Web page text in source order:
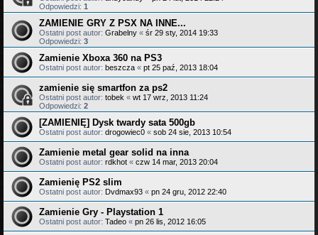
Odpowiedzi: 1
ZAMIENIE GRY Z PSX NA INNE...
Ostatni post autor: Grabelny « śr 29 sty, 2014 19:33
Odpowiedzi: 3
Zamienie Xboxa 360 na PS3
Ostatni post autor: beszcza « pt 25 paź, 2013 18:04
zamienie się smartfon za ps2
Ostatni post autor: tobek « wt 17 wrz, 2013 11:24
Odpowiedzi: 2
[ZAMIENIĘ] Dysk twardy sata 500gb
Ostatni post autor: drogowiec0 « sob 24 sie, 2013 10:54
Zamienie metal gear solid na inna
Ostatni post autor: rdkhot « czw 14 mar, 2013 20:04
Zamienię PS2 slim
Ostatni post autor: Dvdmax93 « pn 24 gru, 2012 22:40
Zamienie Gry - Playstation 1
Ostatni post autor: Tadeo « pn 26 lis, 2012 16:05